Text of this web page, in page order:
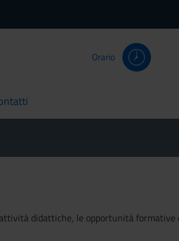
Orario
didattiche, le opportunità